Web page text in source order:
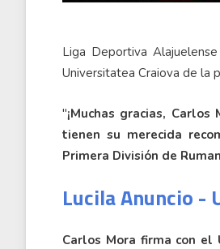
Liga Deportiva
Universitatea Craiova de la
"¡Muchas gracias,
tienen su merecida
Primera División de
Lucila Anuncio -
Carlos Mora firma con el